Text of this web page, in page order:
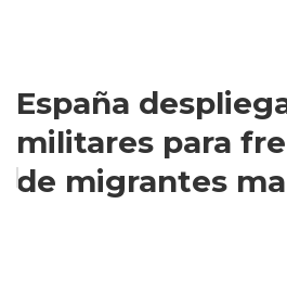
España
militares para
de migrantes